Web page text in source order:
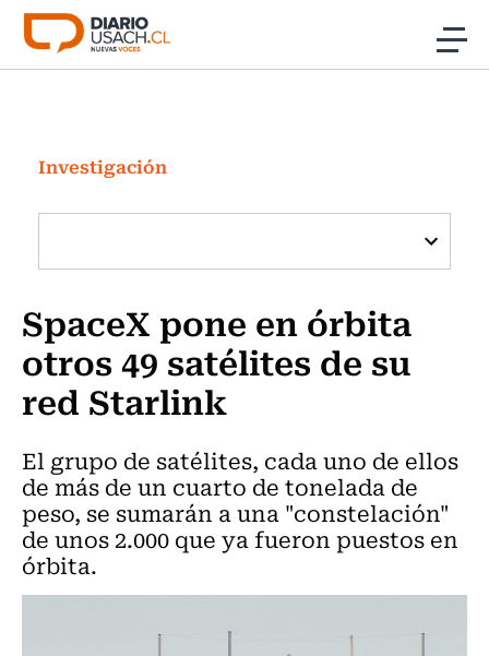
Click acá para ir directamente al contenido
Investigación
Cultura
Programas Radio y TV Usach
Investigación
SpaceX pone en órbita
otros 49 satélites de su
red Starlink
El grupo de satélites, cada uno de ellos
de más de un cuarto de tonelada de
peso, se sumarán a una "constelación"
de unos 2.000 que ya fueron puestos en
órbita.